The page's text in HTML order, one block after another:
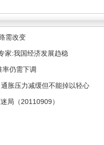
需改变
家:我国经济发展趋稳
仍需下调
胀压力减缓但不能掉以轻心
局（20110909）